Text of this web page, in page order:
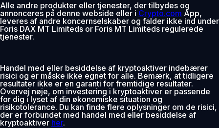
Alle andre produkter eller tjenester, der tilbydes og
annonceres på denne webside eller i Crypto.com App,
leveres af andre koncernselskaber og falder ikke ind under
Foris DAX MT Limiteds or Foris MT Limiteds regulerede
tjenester.
Handel med eller besiddelse af kryptoaktiver indebærer
risici og er måske ikke egnet for alle. Bemærk, at tidligere
resultater ikke er en garanti for fremtidige resultater.
Overvej nøje, om investering i kryptoaktiver er passende
for dig i lyset af din økonomiske situation og
risikotolerance. Du kan finde flere oplysninger om de risici,
der er forbundet med handel med eller besiddelse af
kryptoaktiver her.